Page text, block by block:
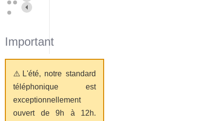
Important
⚠️L'été, notre standard
téléphonique est
exceptionnellement
ouvert de 9h à 12h.